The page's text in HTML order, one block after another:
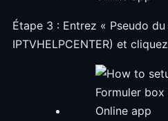
Étape 3 : Entrez « Pseudo
IPTVHELPCENTER) et